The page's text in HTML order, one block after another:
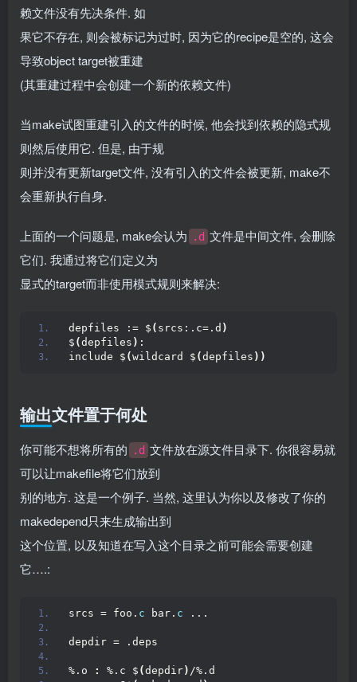
赖文件没有先决条件. 如
果它不存在, 则会被标记为过时, 因为它的recipe是空的, 这会
导致object target被重建
(其重建过程中会创建一个新的依赖文件)
当make试图重建引入的文件的时候, 他会找到依赖的隐式规
则然后使用它. 但是, 由于规
则并没有更新target文件, 没有引入的文件会被更新, make不
会重新执行自身.
上面的一个问题是, make会认为 .d 文件是中间文件, 会删除
它们. 我通过将它们定义为
显式的target而非使用模式规则来解决:
depfiles := $ ( srcs:.c=.d )
$ (depfiles ) :
include $ (wildcard $ (depfiles ))
输出文件置于何处
你可能不想将所有的 .d 文件放在源文件目录下. 你很容易就
可以让makefile将它们放到
别的地方. 这是一个例子. 当然, 这里认为你以及修改了你的
makedepend只来生成输出到
这个位置, 以及知道在写入这个目录之前可能会需要创建
它….:
srcs = foo. c bar. c ...
depdir = .deps
%.o : %.c $ (depdir) /%.d